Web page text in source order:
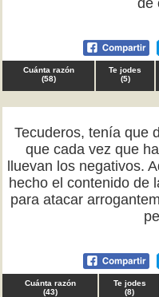
de
Cuánta razón
(58)
Te jodes
(5)
Tecuderos, tenía que
que cada vez que
lluevan los negativos.
hecho el contenido de
para atacar
Cuánta razón
(43)
Te jodes
(8)